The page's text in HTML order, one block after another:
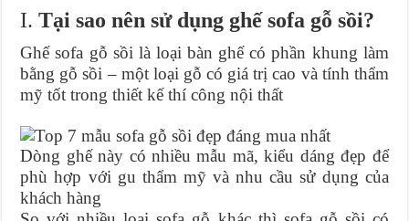
I.Tại sao nên sử dụng ghế sofa gỗ sồi?
Ghế sofa gỗ sồi là loại bàn ghế có phần khung làm
bằng gỗ sồi – một loại gỗ có giá trị cao và tính thẩm
mỹ tốt trong thiết kế thí công nội thất
Dòng ghế này có nhiều mẫu mã, kiểu dáng đẹp để
phù hợp với gu thẩm mỹ và nhu cầu sử dụng của
khách hàng